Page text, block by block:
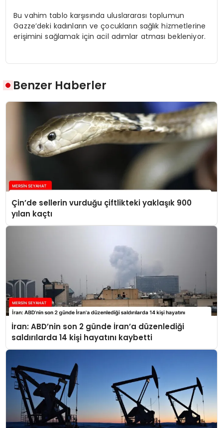
Bu vahim tablo karşısında uluslararası toplumun
Gazze’deki kadınların ve çocukların sağlık hizmetlerine
erişimini sağlamak için acil adımlar atması bekleniyor.
Benzer Haberler
Çin’de sellerin vurduğu çiftlikteki yaklaşık 900
yılan kaçtı
İran: ABD’nin son 2 günde İran’a düzenlediği
saldırılarda 14 kişi hayatını kaybetti